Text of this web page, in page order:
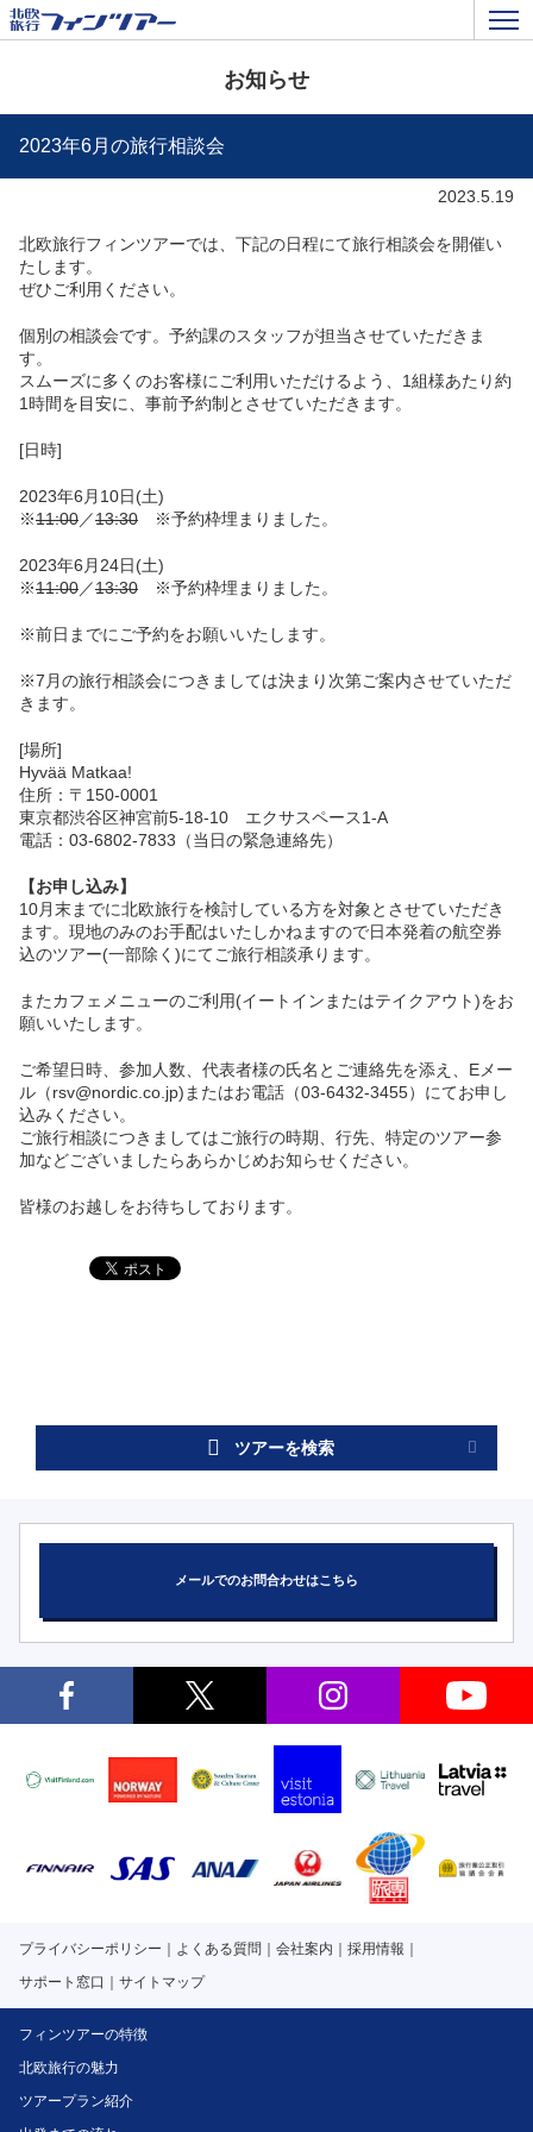
お知らせ
2023年6月の旅行相談会
2023.5.19
北欧旅行フィンツアーでは、下記の日程にて旅行相談会を開催い
たします。
ぜひご利用ください。
個別の相談会です。予約課のスタッフが担当させていただきま
す。
スムーズに多くのお客様にご利用いただけるよう、1組様あたり約
1時間を目安に、事前予約制とさせていただきます。
[日時]
2023年6月10日(土)
※11:00／13:30 ※予約枠埋まりました。
2023年6月24日(土)
※11:00／13:30 ※予約枠埋まりました。
※前日までにご予約をお願いいたします。
※7月の旅行相談会につきましては決まり次第ご案内させていただ
きます。
[場所]
Hyvää Matkaa!
住所：〒150-0001
東京都渋谷区神宮前5-18-10 エクサスペース1-A
電話：03-6802-7833（当日の緊急連絡先）
【お申し込み】
10月末までに北欧旅行を検討している方を対象とさせていただき
ます。現地のみのお手配はいたしかねますので日本発着の航空券
込のツアー(一部除く)にてご旅行相談承ります。
またカフェメニューのご利用(イートインまたはテイクアウト)をお
願いいたします。
ご希望日時、参加人数、代表者様の氏名とご連絡先を添え、Eメー
ル（rsv@nordic.co.jp)またはお電話（03-6432-3455）にてお申し
込みください。
ご旅行相談につきましてはご旅行の時期、行先、特定のツアー参
加などございましたらあらかじめお知らせください。
皆様のお越しをお待ちしております。
ツアーを検索
メールでのお問合わせはこちら
プライバシーポリシー よくある質問 会社案内
採用情報
サポート窓口
サイトマップ
フィンツアーの特徴
北欧旅行の魅力
ツアープラン紹介